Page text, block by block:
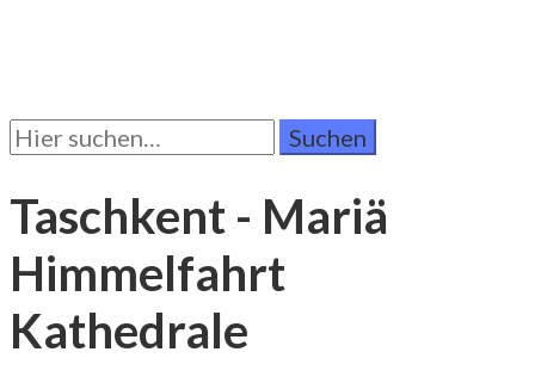
Suchen
Sie
Taschkent - Mariä
Himmelfahrt
Kathedrale